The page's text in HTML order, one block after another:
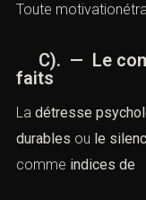
Toute
C). — Le
faits
La détresse
durables ou le
comme indices de